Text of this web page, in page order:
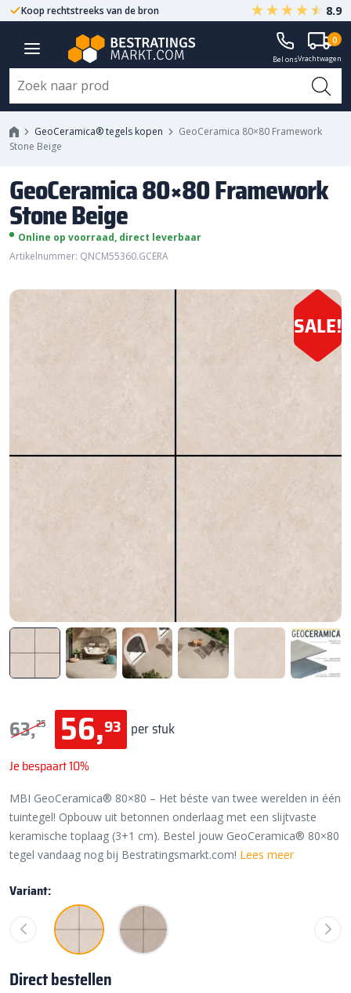
Koop rechtstreeks van de bron Centrale ligging NL 8.9
Bel onsVrachtwagen
0
GeoCeramica® tegels kopen
GeoCeramica 80×80 Framework
Stone Beige
GeoCeramica 80×80 Framework
Stone Beige
Online op voorraad, direct leverbaar
Artikelnummer: QNCM55360.GCERA
SALE!
63,25 56,93 per stuk
Je bespaart 10%
MBI GeoCeramica® 80×80 – Het béste van twee werelden in één
tuintegel! Opbouw uit betonnen onderlaag met een slijtvaste
keramische toplaag (3+1 cm). Bestel jouw GeoCeramica® 80×80
tegel vandaag nog bij Bestratingsmarkt.com! Lees meer
Variant:
Direct bestellen
GeoCeramica 80x80 Framework
Stone Beige